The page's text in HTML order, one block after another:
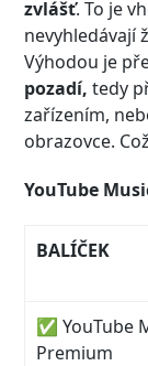
zvlášť. To je
nevyhledávají
Výhodou je
pozadí, tedy
zařízením,
obrazovce.
YouTube
BALÍČEK
✅ YouTube
Premium